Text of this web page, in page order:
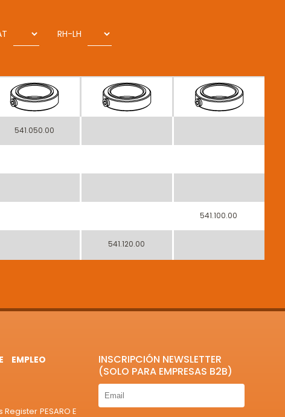
RH-LH
541.050.00
541.100.00
541.120.00
EMPLEO
PESARO E
INSCRIPCIÓN NEWSLETTER
(SOLO PARA EMPRESAS B2B)